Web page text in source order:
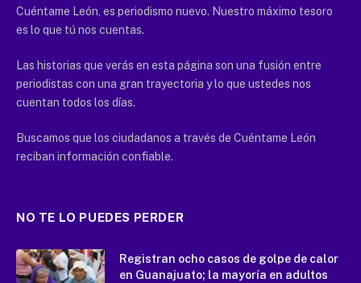
Cuéntame León, es periodismo nuevo. Nuestro máximo tesoro
es lo que tú nos cuentas.
Las historias que verás en esta página son una fusión entre
periodistas con una gran trayectoria y lo que ustedes nos
cuentan todos los días.
Buscamos que los ciudadanos a través de Cuéntame León
reciban información confiable.
NO TE LO PUEDES PERDER
Registran ocho casos de golpe de calor
en Guanajuato; la mayoría en adultos